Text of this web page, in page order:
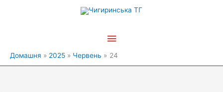
Головне
Домашня 2025 Червень 24